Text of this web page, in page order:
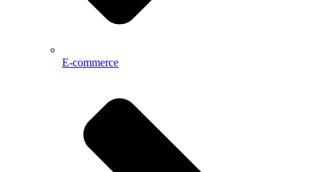
E-commerce